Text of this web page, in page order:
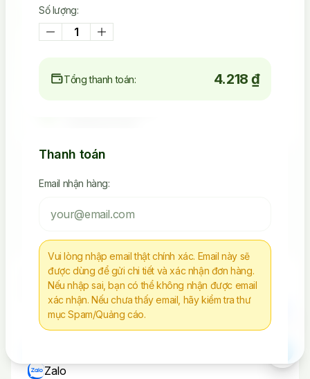
45.242
Số lượng:
Tổng thanh toán: 4.218 ₫
Thanh toán
Email nhận hàng:
Vui lòng nhập email thật chính xác. Email này sẽ
được dùng để gửi chi tiết và xác nhận đơn hàng.
Nếu nhập sai, bạn có thể không nhận được email
xác nhận. Nếu chưa thấy email, hãy kiểm tra thư
mục Spam/Quảng cáo.
Chúng tôi không chịu trách nhiệm cho bất kì
hành vi nào sử dụng tài nguyên sai mục đích
Zalo